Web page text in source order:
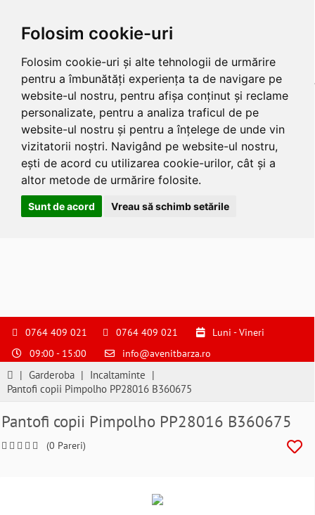
Folosim cookie-uri
Folosim cookie-uri și alte tehnologii de urmărire
pentru a îmbunătăți experiența ta de navigare pe
website-ul nostru, pentru afișa conținut și reclame
personalizate, pentru a analiza traficul de pe
website-ul nostru și pentru a înțelege de unde vin
vizitatorii noștri. Navigând pe website-ul nostru,
ești de acord cu utilizarea cookie-urilor, cât și a
altor metode de urmărire folosite.
Sunt de acord Vreau să schimb setările
S
pentru
suna
0764409021
si
a
comanda
0764 409 021 0764 409 021
Luni - Vineri
09:00 - 15:00
info@avenitbarza.ro
| Garderoba | Incaltaminte |
Pantofi copii Pimpolho PP28016 B360675
Pantofi copii Pimpolho PP28016 B360675
(0 Pareri)